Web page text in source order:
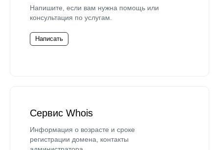
Напишите, если вам нужна помощь или
консультация по услугам.
Написать
Сервис Whois
Информация о возрасте и сроке
регистрации домена, контакты